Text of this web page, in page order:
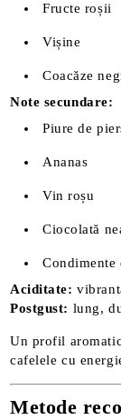
Fructe roșii
Vișine
Coacăze
Note secundare:
Piure de
Ananas
Vin roșu
Ciocolată
Condimente
Aciditate:
Postgust: lung,
Un profil
cafelele cu
Metode